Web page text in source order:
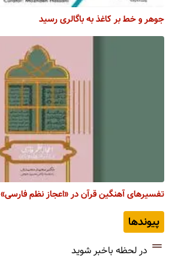
جوهر و خط بر کاغذ به باگالری رسید
تفسیرهای آهنگین قرآن در «اعجاز نظم فارسی»
پیوندها
در لحظه باخبر شوید